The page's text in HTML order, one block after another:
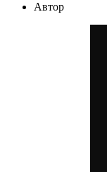
Автор